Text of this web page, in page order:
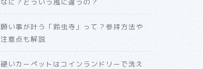
願い事が叶う「鈴虫寺」って？参拝方法や
注意点も解説
硬いカーペットはコインランドリーで洗え